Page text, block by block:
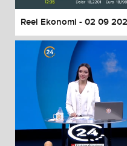
Reel Ekonomi - 02 09